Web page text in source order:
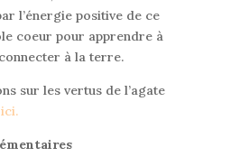
l’énergie positive de ce
coeur pour apprendre à
à la terre.
sur les vertus de l’agate